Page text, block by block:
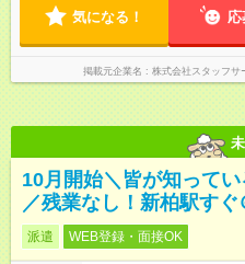
気になる！ 応
掲載元企業名 株式会社スタッフサ
10月開始＼皆が知って
／残業なし！新柏駅すぐ
派遣 WEB登録・面接OK